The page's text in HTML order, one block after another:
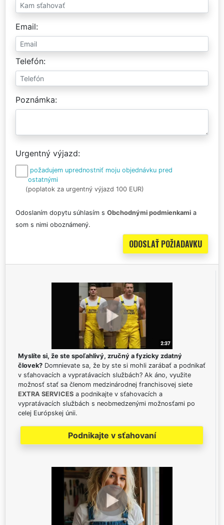
Email
Telefón
Poznámka
Urgentný výjazd
požadujem uprednostniť moju objednávku pred
ostatnými
(poplatok za urgentný výjazd 100 EUR)
Odoslaním dopytu súhlasím s Obchodnými podmienkami a
som s nimi oboznámený.
Myslíte si, že ste spoľahlivý, zručný a fyzicky zdatný
človek? Domnievate sa, že by ste si mohli zarábať a podnikať
v sťahovacích a vypratávacích službách? Ak áno, využite
možnosť stať sa členom medzinárodnej franchisovej siete
EXTRA SERVICES a podnikajte v sťahovacích a
vypratávacích službách s neobmedzenými možnosťami po
celej Európskej únii.
Podnikajte v sťahovaní